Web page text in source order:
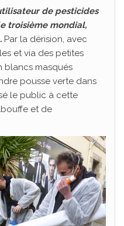
de pesticides
troisième mondial,
Par la dérision, avec
et via des petites
blancs masqués
pousse verte dans
le public à cette
et de